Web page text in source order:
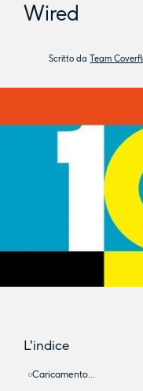
Wired
Scritto daTeam
L'indice
Caricamento...